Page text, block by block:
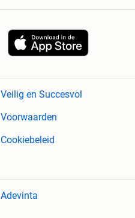
Veilig en Succesvol
Voorwaarden
Cookiebeleid
Adevinta